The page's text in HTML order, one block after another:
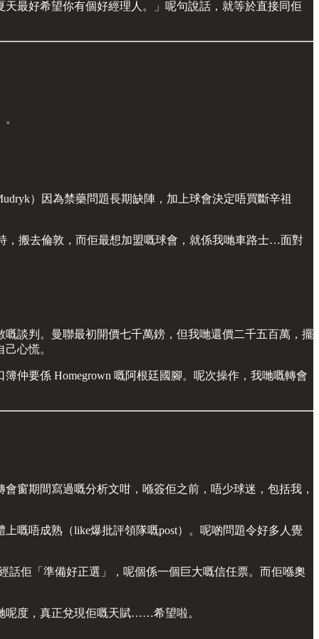
最好希望你有個好經理人。」呢句說話，就等於直接同佢
）因為禁藥問題長期缺陣，加上球會決定唔買斷辛祖
，搬去倫敦，而佢最想加盟嘅球會，就係我哋車路士…面對
談判。曼聯最初開價七千萬鎊，但我哋還價二千五百萬，擺
心慌。
仲要係 Homegrown 嘅阿根廷國腳。呢次操作，我哋嘅轉會
窗期間寫過嘅分析文咁，喺簽佢之前，唔少球迷，包括我，
嘅唔成熟（like爆批評領隊嘅post）。呢啲問題令好多人覺
話佢「準備好正選」，呢個係一個巨大嘅信任票。而佢喺奧
呢度，真正兌現佢嘅天賦……希望啦。